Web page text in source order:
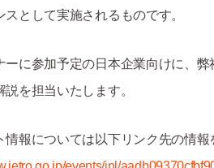
スとして実施されるものです。
ーに参加予定の日本企業向けに、
説を担当いたします。
情報については以下リンク先の情報